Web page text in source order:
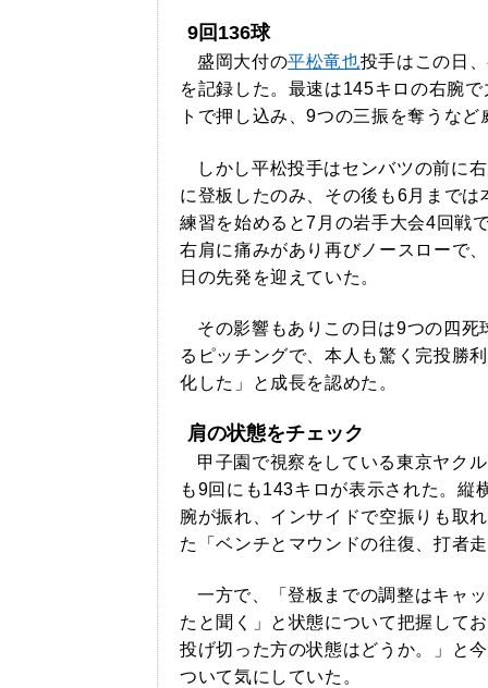
9回136球
盛岡大付の平松竜也投手はこの日
を記録した。最速は145キロの右腕
トで押し込み、9つの三振を奪うなど
しかし平松投手はセンバツの前に
に登板したのみ、その後も6月まで
練習を始めると7月の岩手大会4回戦
右肩に痛みがあり再びノースローで
日の先発を迎えていた。
その影響もありこの日は9つの四
るピッチングで、本人も驚く完投勝
化した」と成長を認めた。
肩の状態をチェック
甲子園で視察をしている東京ヤク
も9回にも143キロが表示された。縦
腕が振れ、インサイドで空振りも取
た「ベンチとマウンドの往復、打者
一方で、「登板までの調整はキャ
たと聞く」と状態について把握して
投げ切った方の状態はどうか。」と
ついて気にしていた。